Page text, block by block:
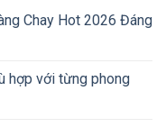
Chay Hot 2026 Đáng
hợp với từng phong